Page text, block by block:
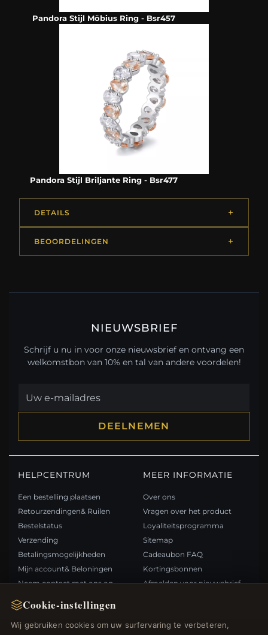
Cookie-instellingen
Wij gebruiken cookies om uw surfervaring te verbeteren,
Pandora Stijl Möbius Ring - Bsr457
Pandora Stijl Briljante Ring - Bsr477
DETAILS
BEOORDELINGEN
NIEUWSBRIEF
Schrijf u nu in voor onze nieuwsbrief en ontvang een
welkomstbon van 10% en tal van andere voordelen!
DEELNEMEN
HELPCENTRUM
Een bestelling plaatsen
Retourzendingen& Ruilen
Bestelstatus
Verzending
Betalingsmogelijkheden
Mijn account& Beloningen
Neem contact met ons op
MEER INFORMATIE
Over ons
Vragen over het product
Loyaliteitsprogramma
Sitemap
Cadeaubon FAQ
Kortingsbonnen
Afmelden voor nieuwsbrief